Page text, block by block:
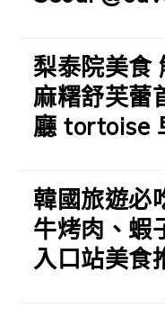
梨泰院美食
麻糬舒芙蕾
廳 tortoise
韓國旅遊必
牛烤肉、蝦
入口站美食